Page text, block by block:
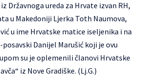
Državnoga ureda za Hrvate izvan RH,
u Makedoniji Ljerka Toth Naumova,
u ime Hrvatske matice iseljenika i na
Danijel Marušić koji je ovu
su je oplemenili članovi Hrvatske
iz Nove Gradiške. (Lj.G.)